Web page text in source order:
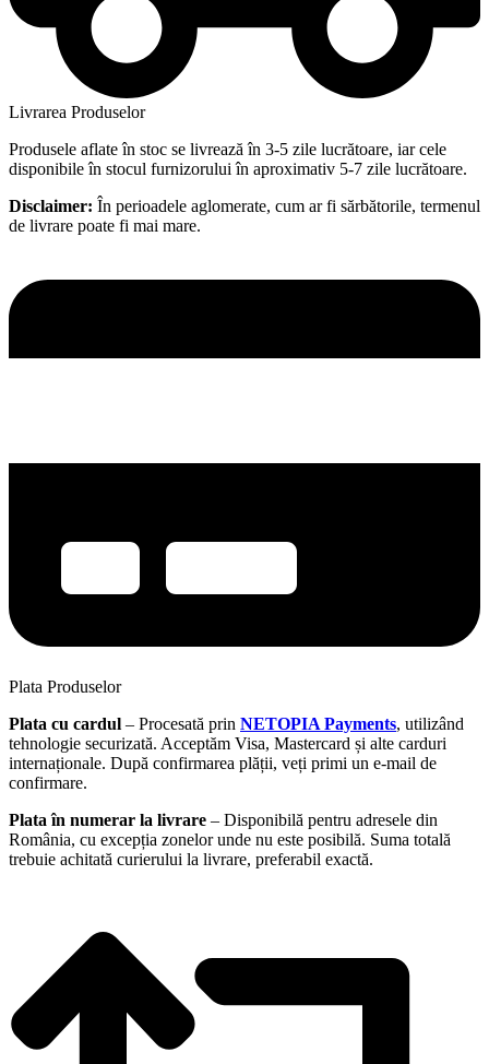
Livrarea Produselor
Produsele aflate în stoc se livrează în 3-5 zile lucrătoare, iar cele
disponibile în stocul furnizorului în aproximativ 5-7 zile lucrătoare.
Disclaimer: În perioadele aglomerate, cum ar fi sărbătorile, termenul
de livrare poate fi mai mare.
Plata Produselor
Plata cu cardul – Procesată prin NETOPIA Payments, utilizând
tehnologie securizată. Acceptăm Visa, Mastercard și alte carduri
internaționale. După confirmarea plății, veți primi un e-mail de
confirmare.
Plata în numerar la livrare – Disponibilă pentru adresele din
România, cu excepția zonelor unde nu este posibilă. Suma totală
trebuie achitată curierului la livrare, preferabil exactă.